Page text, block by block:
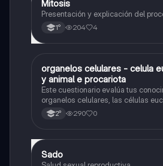
Biología
Mitosis
Presentación y explicación del
1° 204 4
OBiología
organelos celulares - celula
y animal e procariota
Este cuestionario evalúa tus
organelos celulares, las células
vegetal) y las células procariotas.
2° 290 0
Biología
Sado